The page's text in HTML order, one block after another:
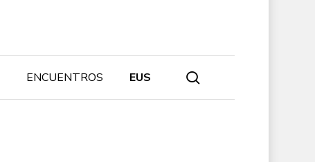
ENCUENTROS EUS